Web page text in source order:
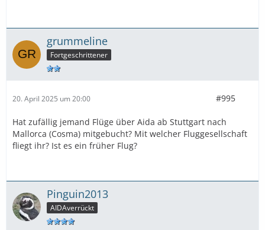
grummeline
Fortgeschrittener
20. April 2025 um 20:00 #995
Hat zufällig jemand Flüge über Aida ab Stuttgart nach
Mallorca (Cosma) mitgebucht? Mit welcher Fluggesellschaft
fliegt ihr? Ist es ein früher Flug?
Pinguin2013
AIDAverrückt